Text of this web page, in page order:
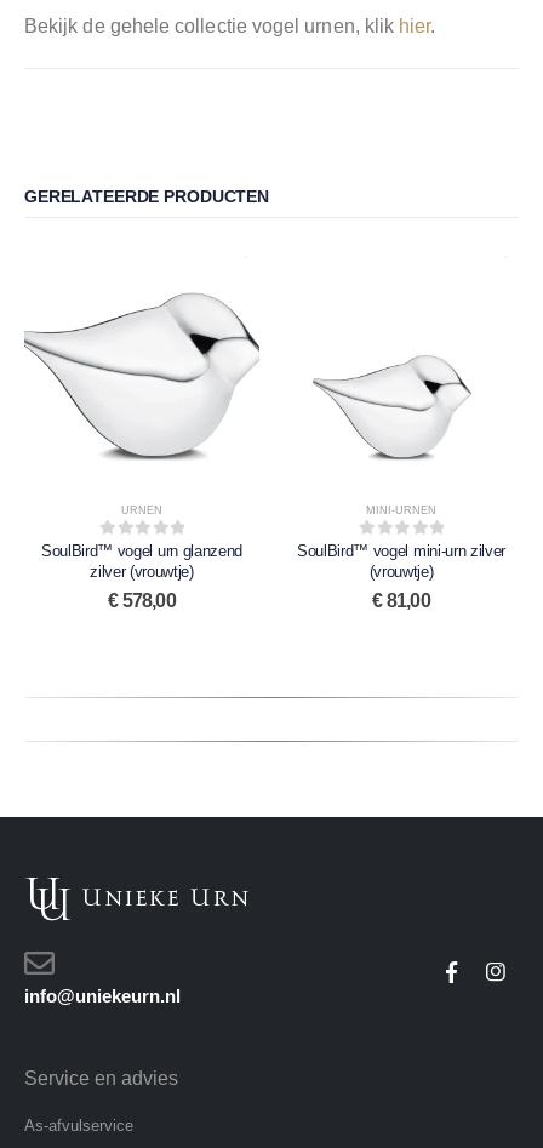
Bekijk de gehele collectie vogel urnen, klik hier.
GERELATEERDE PRODUCTEN
URNEN
0out of 5
SoulBird™ vogel urn glanzend
zilver (vrouwtje)
€578,00
MINI-URNEN
0out of 5
SoulBird™ vogel mini-urn zilver
(vrouwtje)
€81,00
info@uniekeurn.nl
Service en advies
As-afvulservice